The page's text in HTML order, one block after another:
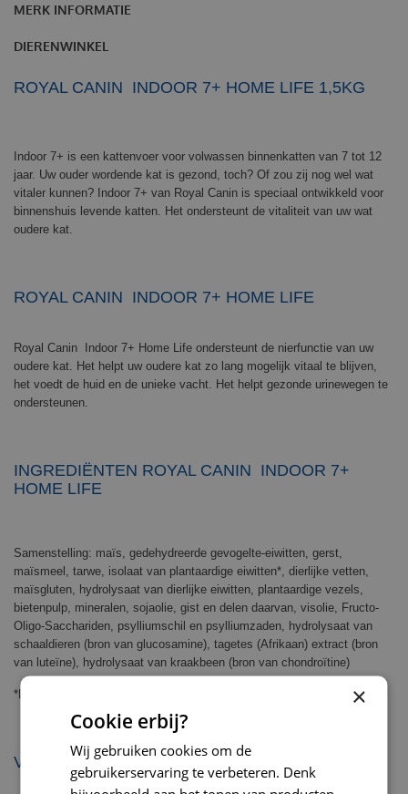
MERK INFORMATIE
DIERENWINKEL
ROYAL CANIN INDOOR 7+ HOME LIFE 1,5KG
Indoor 7+ is een kattenvoer voor volwassen binnenkatten van 7 tot 12
jaar. Uw ouder wordende kat is gezond, toch? Of zou zij nog wel wat
vitaler kunnen? Indoor 7+ van Royal Canin is speciaal ontwikkeld voor
binnenshuis levende katten. Het ondersteunt de vitaliteit van uw wat
oudere kat.
ROYAL CANIN INDOOR 7+ HOME LIFE
Royal Canin Indoor 7+ Home Life ondersteunt de nierfunctie van uw
oudere kat. Het helpt uw oudere kat zo lang mogelijk vitaal te blijven,
het voedt de huid en de unieke vacht. Het helpt gezonde urinewegen te
ondersteunen.
INGREDIËNTEN ROYAL CANIN INDOOR 7+
HOME LIFE
Samenstelling: maïs, gedehydreerde gevogelte-eiwitten, gerst,
maïsmeel, tarwe, isolaat van plantaardige eiwitten*, dierlijke vetten,
maïsgluten, hydrolysaat van dierlijke eiwitten, plantaardige vezels,
bietenpulp, mineralen, sojaolie, gist en delen daarvan, visolie, Fructo-
Oligo-Sacchariden, psylliumschil en psylliumzaden, hydrolysaat van
schaaldieren (bron van glucosamine), tagetes (Afrikaan) extract (bron
van luteïne), hydrolysaat van kraakbeen (bron van chondroïtine)
*L.I.P.: hoogwaardige eiwitten die zeer goed verteerbaar zijn
VOEDINGSADVIES
×
Cookie erbij?
Wij gebruiken cookies om de
gebruikerservaring te verbeteren. Denk